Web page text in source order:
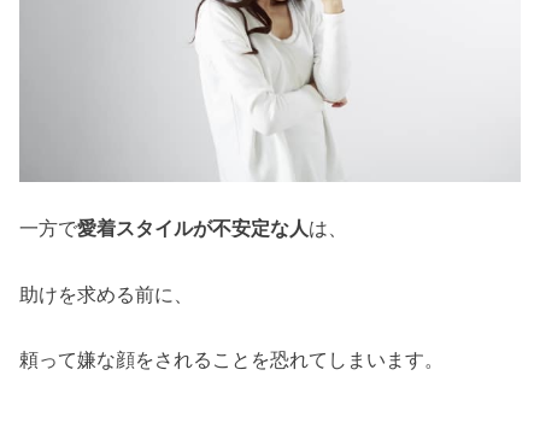
一方で愛着スタイルが不安定な人は、
助けを求める前に、
頼って嫌な顔をされることを恐れてしまいます。